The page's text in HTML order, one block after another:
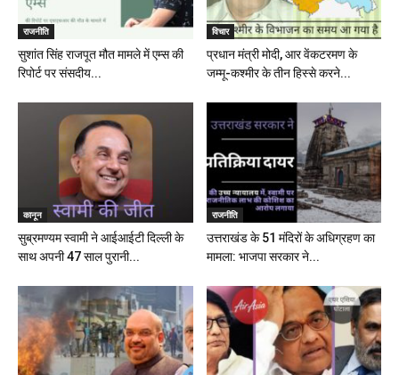
राजनीति
सुशांत सिंह राजपूत मौत मामले में एम्स की
रिपोर्ट पर संसदीय...
विचार
प्रधान मंत्री मोदी, आर वेंकटरमण के
जम्मू-कश्मीर के तीन हिस्से करने...
कानून
सुब्रमण्यम स्वामी ने आईआईटी दिल्ली के
साथ अपनी 47 साल पुरानी...
राजनीति
उत्तराखंड के 51 मंदिरों के अधिग्रहण का
मामला: भाजपा सरकार ने...